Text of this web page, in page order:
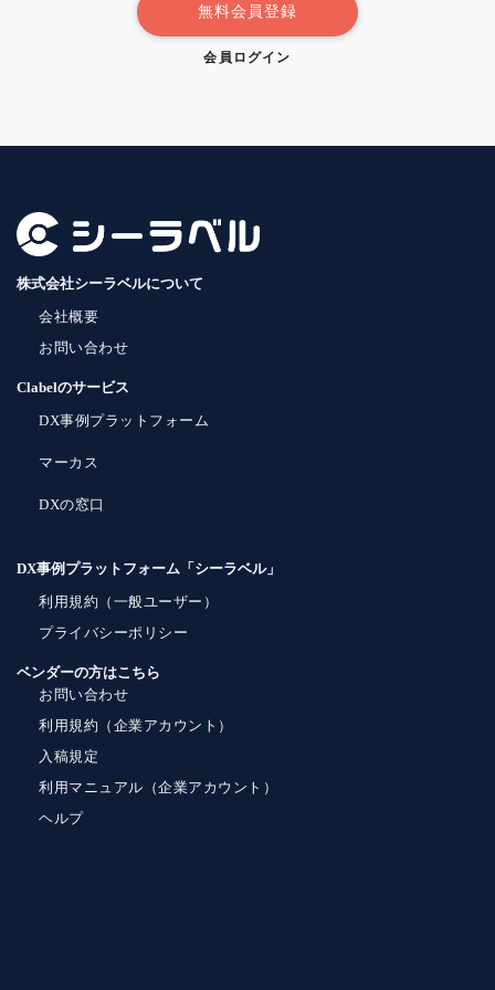
無料会員登録
会員ログイン
株式会社シーラベルについて
会社概要
お問い合わせ
Clabelのサービス
DX事例プラットフォーム
マーカス
DXの窓口
DX事例プラットフォーム「シーラベル」
利用規約（一般ユーザー）
プライバシーポリシー
ベンダーの方はこちら
お問い合わせ
利用規約（企業アカウント）
入稿規定
利用マニュアル（企業アカウント）
ヘルプ